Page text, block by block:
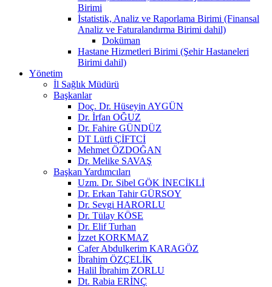
Birimi
İstatistik, Analiz ve Raporlama Birimi (Finansal
Analiz ve Faturalandırma Birimi dahil)
Doküman
Hastane Hizmetleri Birimi (Şehir Hastaneleri
Birimi dahil)
Yönetim
İl Sağlık Müdürü
Başkanlar
Doç. Dr. Hüseyin AYGÜN
Dr. İrfan OĞUZ
Dr. Fahire GÜNDÜZ
DT Lütfi ÇİFTCİ
Mehmet ÖZDOĞAN
Dr. Melike SAVAŞ
Başkan Yardımcıları
Uzm. Dr. Sibel GÖK İNECİKLİ
Dr. Erkan Tahir GÜRSOY
Dr. Sevgi HARORLU
Dr. Tülay KÖSE
Dr. Elif Turhan
İzzet KORKMAZ
Cafer Abdulkerim KARAGÖZ
İbrahim ÖZÇELİK
Halil İbrahim ZORLU
Dt. Rabia ERİNÇ